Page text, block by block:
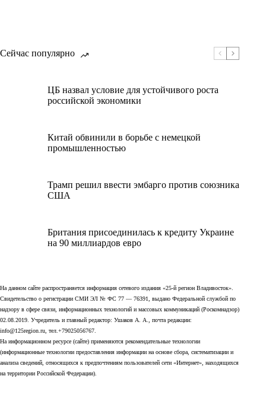
Сейчас популярно
ЦБ назвал условие для устойчивого роста
российской экономики
Китай обвинили в борьбе с немецкой
промышленностью
Трамп решил ввести эмбарго против союзника
США
Британия присоединилась к кредиту Украине
на 90 миллиардов евро
На данном сайте распространяется информация сетевого издания «25-й регион Владивосток».
Свидетельство о регистрации СМИ ЭЛ № ФС 77 — 76391, выдано Федеральной службой по
надзору в сфере связи, информационных технологий и массовых коммуникаций (Роскомнадзор)
02.08.2019. Учредитель и главный редактор: Ушаков А. А., почта редакции:
info@125region.ru, тел.+79025056767.
На информационном ресурсе (сайте) применяются рекомендательные технологии
(информационные технологии предоставления информации на основе сбора, систематизации и
анализа сведений, относящихся к предпочтениям пользователей сети «Интернет», находящихся
на территории Российской Федерации).